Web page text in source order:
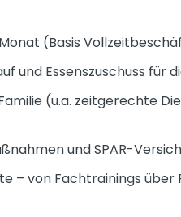
(Basis
und Essenszuschuss für
(u.a. zeitgerechte
und SPAR-
– von Fachtrainings